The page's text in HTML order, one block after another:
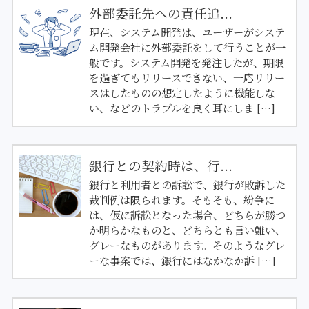
外部委託先への責任追...
現在、システム開発は、ユーザーがシステ
ム開発会社に外部委託をして行うことが一
般です。システム開発を発注したが、期限
を過ぎてもリリースできない、一応リリー
スはしたものの想定したように機能しな
い、などのトラブルを良く耳にしま […]
銀行との契約時は、行...
銀行と利用者との訴訟で、銀行が敗訴した
裁判例は限られます。そもそも、紛争に
は、仮に訴訟となった場合、どちらが勝つ
か明らかなものと、どちらとも言い難い、
グレーなものがあります。そのようなグレ
ーな事案では、銀行にはなかなか訴 […]